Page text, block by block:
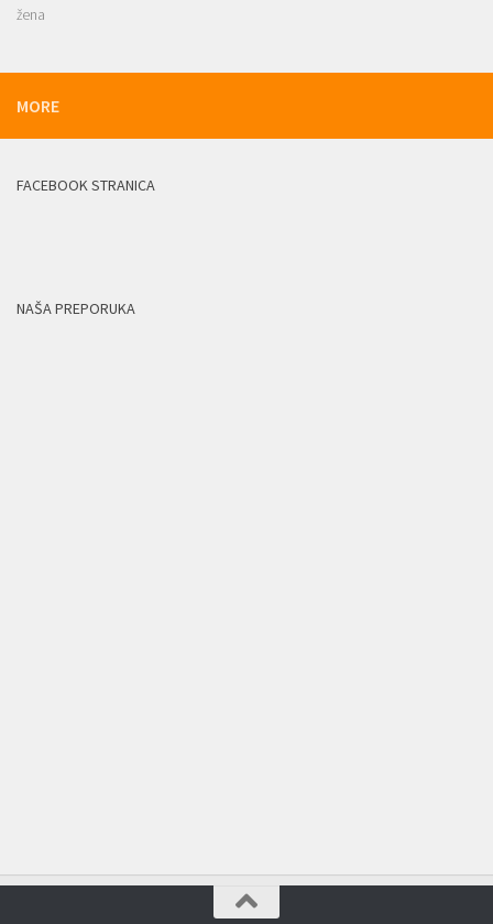
žena
MORE
FACEBOOK STRANICA
NAŠA PREPORUKA